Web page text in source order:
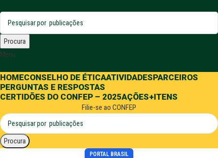
Procura
Menu
HOMECONSELHO DE ÉTICAATIVIDADESPARCEIROS
PERGUNTAS E RESPOSTAS
CERTIDÕES DO CONFEP – 2025AÇÕES+ITENS
Filie-se ao CONFEP
Procura
PORTAL BRASIL